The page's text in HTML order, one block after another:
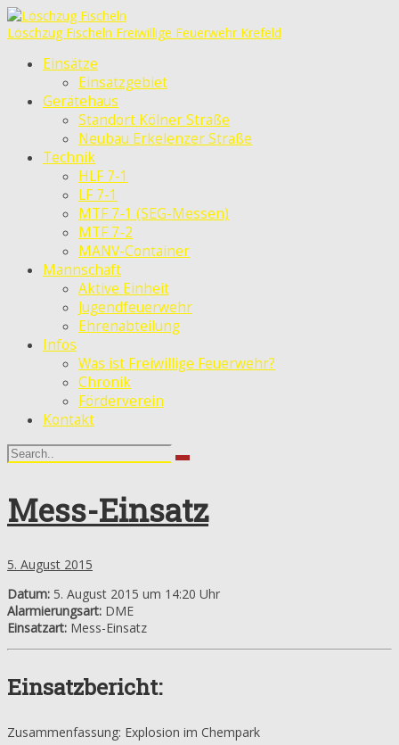
Löschzug Fischeln Freiwillige Feuerwehr Krefeld
Einsätze
Einsatzgebiet
Gerätehaus
Standort Kölner Straße
Neubau Erkelenzer Straße
Technik
HLF 7-1
LF 7-1
MTF 7-1 (SEG-Messen)
MTF 7-2
MANV-Container
Mannschaft
Aktive Einheit
Jugendfeuerwehr
Ehrenabteilung
Infos
Was ist Freiwillige Feuerwehr?
Chronik
Förderverein
Kontakt
Mess-Einsatz
5. August 2015
Datum: 5. August 2015 um 14:20 Uhr
Alarmierungsart: DME
Einsatzart: Mess-Einsatz
Einsatzbericht:
Zusammenfassung: Explosion im Chempark